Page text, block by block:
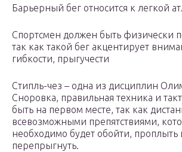
Барьерный бег относится к легкой
Спортсмен должен быть физически
так как такой бег акцентирует
гибкости, прыгучести
Стипль-чез – одна из дисциплин
Сноровка, правильная техника и
быть на первом месте, так как
всевозможными препятствиями,
необходимо будет обойти, проплыть
перепрыгнуть.